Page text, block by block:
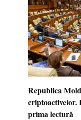
Republica
criptoactivelor.
prima lectură